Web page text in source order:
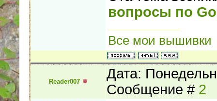
вопросы по
Все мои вышивки
Reader007
Дата:
Сообщение # 2